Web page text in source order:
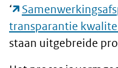
‘
transparantie
staan uitgebreide